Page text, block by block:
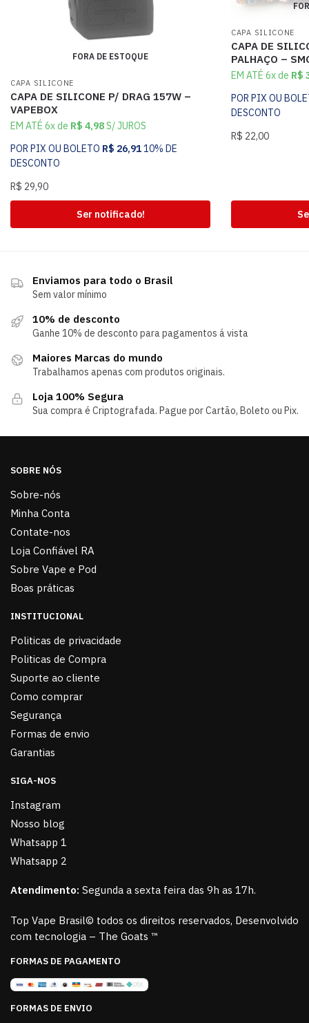
FORA DE ESTOQUE
CAPA SILICONE
CAPA DE SILICONE P/ DRAG 157W –
VAPEBOX
EM ATÉ 6x de R$ 4,98S/ JUROS
POR PIX OU BOLETO R$ 26,9110% DE
DESCONTO
R$ 29,90
Ser notificado!
CAPA SILICONE
CAPA DE
PALHAÇO –
EM ATÉ 6x de R$
POR PIX OU
DESCONTO
R$ 22,00
Enviamos para todo o Brasil
Sem valor mínimo
10% de desconto
Ganhe 10% de desconto para pagamentos á vista
Maiores Marcas do mundo
Trabalhamos apenas com produtos originais.
Loja 100% Segura
Sua compra é Criptografada. Pague por Cartão, Boleto ou Pix.
SOBRE NÓS
Sobre-nós
Minha Conta
Contate-nos
Loja Confiável RA
Sobre Vape e Pod
Boas práticas
INSTITUCIONAL
Politicas de privacidade
Politicas de Compra
Suporte ao cliente
Como comprar
Segurança
Formas de envio
Garantias
SIGA-NOS
Instagram
Nosso blog
Whatsapp 1
Whatsapp 2
Atendimento: Segunda a sexta feira das 9h as 17h.
Top Vape Brasil© todos os direitos reservados, Desenvolvido
com tecnologia – The Goats ™
FORMAS DE PAGAMENTO
FORMAS DE ENVIO